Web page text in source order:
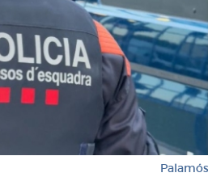
Palamós